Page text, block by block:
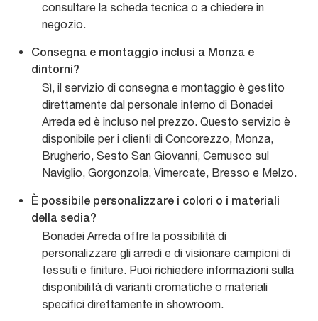
consultare la scheda tecnica o a chiedere in
negozio.
Consegna e montaggio inclusi a Monza e
dintorni?
Sì, il servizio di consegna e montaggio è gestito
direttamente dal personale interno di Bonadei
Arreda ed è incluso nel prezzo. Questo servizio è
disponibile per i clienti di Concorezzo, Monza,
Brugherio, Sesto San Giovanni, Cernusco sul
Naviglio, Gorgonzola, Vimercate, Bresso e Melzo.
È possibile personalizzare i colori o i materiali
della sedia?
Bonadei Arreda offre la possibilità di
personalizzare gli arredi e di visionare campioni di
tessuti e finiture. Puoi richiedere informazioni sulla
disponibilità di varianti cromatiche o materiali
specifici direttamente in showroom.